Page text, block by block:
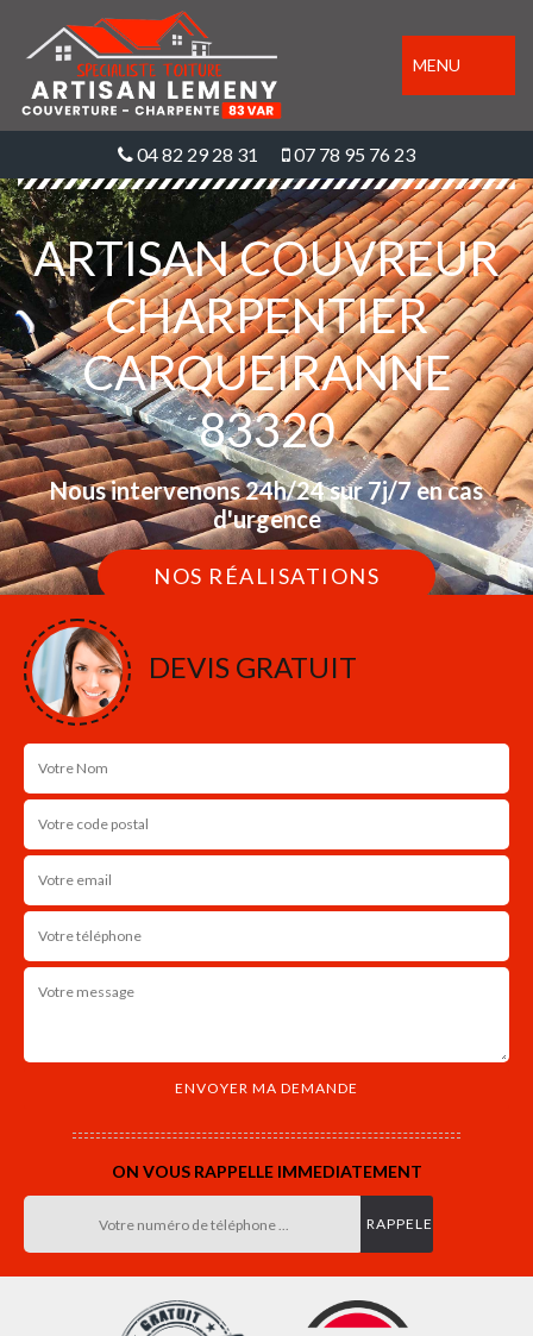
MENU
04 82 29 28 31 07 78 95 76 23
ARTISAN COUVREUR
CHARPENTIER
CARQUEIRANNE
83320
Nous intervenons 24h/24 sur 7j/7 en cas
d'urgence
NOS RÉALISATIONS
DEVIS GRATUIT
ON VOUS RAPPELLE IMMEDIATEMENT